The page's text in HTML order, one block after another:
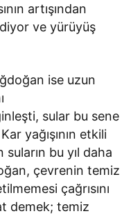
artışından
ve yürüyüş
ise uzun
sular bu sene
yağışının etkili
suların bu yıl daha
çevrenin temiz
çağrısını
demek; temiz